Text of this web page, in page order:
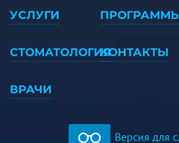
УСЛУГИ
СТОМАТОЛОГИЯ
ВРАЧИ
КОНТАКТЫ
Версия для